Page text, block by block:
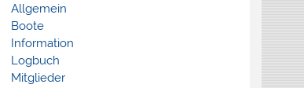
Allgemein
Boote
Information
Logbuch
Mitglieder